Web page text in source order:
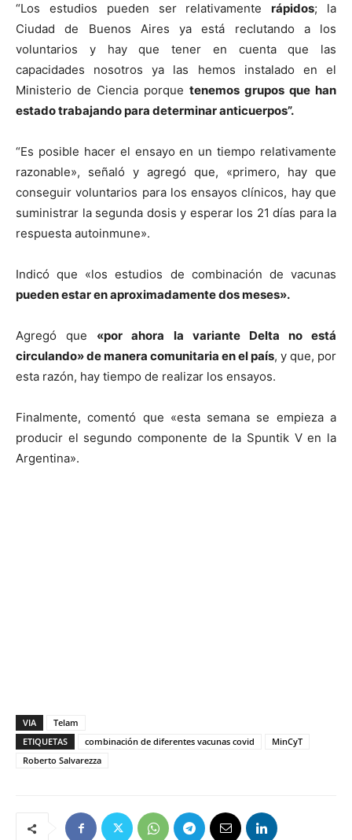
“Los estudios pueden ser relativamenterápidos; la
Ciudad de Buenos Aires ya está reclutando a los
voluntarios y hay que tener en cuenta que las
capacidades nosotros ya las hemos instalado en el
Ministerio de Ciencia porque tenemos grupos que han
estado trabajando para determinar anticuerpos”.
“Es posible hacer el ensayo en un tiempo relativamente
razonable», señaló y agregó que, «primero, hay que
conseguir voluntarios para los ensayos clínicos, hay que
suministrar la segunda dosis y esperar los 21 días para la
respuesta autoinmune».
Indicó que «los estudios de combinación de vacunas
pueden estar en aproximadamente dos meses».
Agregó que «por ahora la variante Delta no está
circulando» de manera comunitaria en el país, y que, por
esta razón, hay tiempo de realizar los ensayos.
Finalmente, comentó que «esta semana se empieza a
producir el segundo componente de la Spuntik V en la
Argentina».
VIA
Telam
ETIQUETAS
combinación de diferentes vacunas covid
MinCyT
Roberto Salvarezza